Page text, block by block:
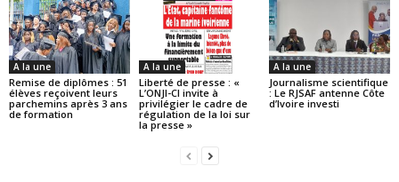
A la une
Remise de diplômes : 51
élèves reçoivent leurs
parchemins après 3 ans
de formation
A la une
Liberté de presse : «
L’ONJI-CI invite à
privilégier le cadre de
régulation de la loi sur
la presse »
A la une
Journalisme scientifique
: Le RJSAF antenne Côte
d’Ivoire investi